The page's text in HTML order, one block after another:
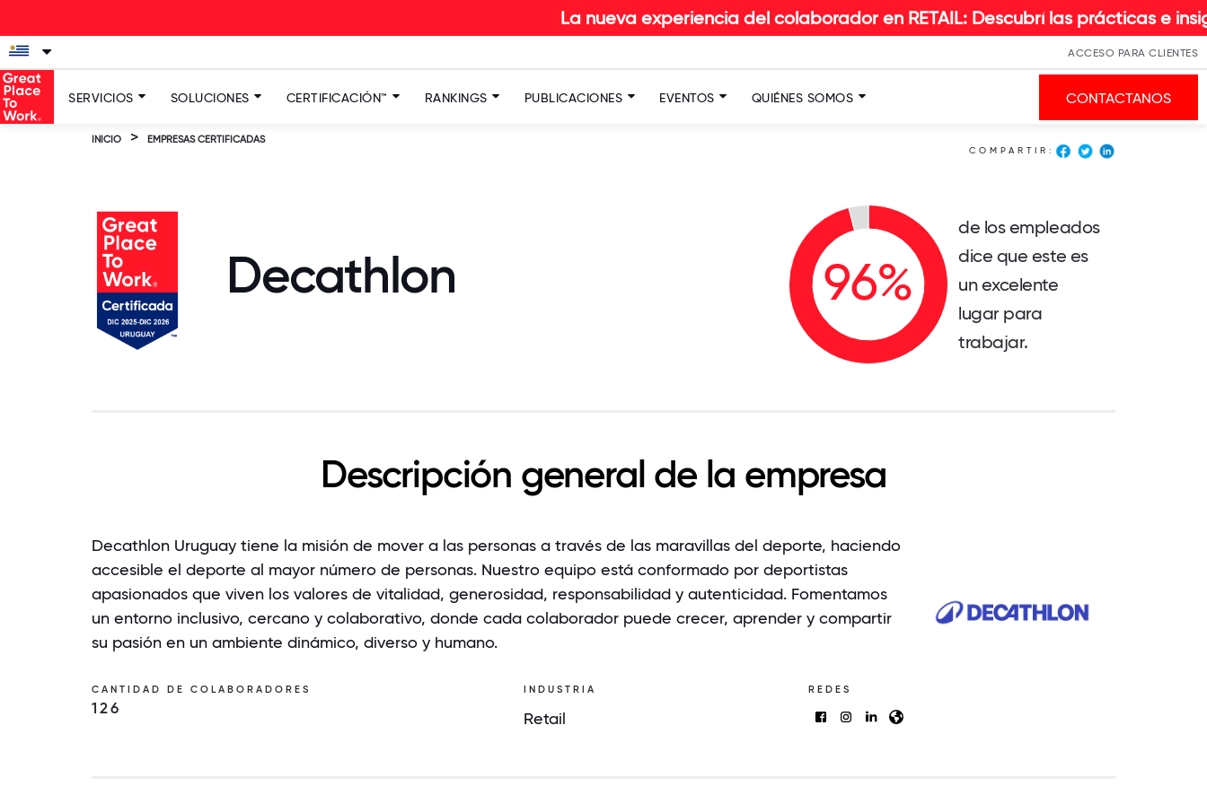
La nueva experiencia del colaborador en RETAIL: Descubrí las prácticas e insights que
ACCESO PARA CLIENTES
SERVICIOS SOLUCIONES CERTIFICACIÓN™ RANKINGS PUBLICACIONES EVENTOS QUIÉNES SOMOS CONTACTANOS
INICIO > EMPRESAS CERTIFICADAS
COMPARTIR:
Decathlon
de los empleados
dice que este es
un excelente
lugar para
trabajar.
Descripción general de la empresa
Decathlon Uruguay tiene la misión de mover a las personas a través de las maravillas del deporte, haciendo
accesible el deporte al mayor número de personas. Nuestro equipo está conformado por deportistas
apasionados que viven los valores de vitalidad, generosidad, responsabilidad y autenticidad. Fomentamos
un entorno inclusivo, cercano y colaborativo, donde cada colaborador puede crecer, aprender y compartir
su pasión en un ambiente dinámico, diverso y humano.
CANTIDAD DE COLABORADORES
126
INDUSTRIA
Retail
REDES